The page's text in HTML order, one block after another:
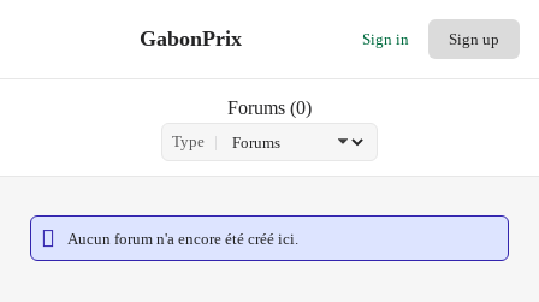
GabonPrix Sign in Sign up
Forums 0
Type
Aucun forum n'a encore été créé ici.